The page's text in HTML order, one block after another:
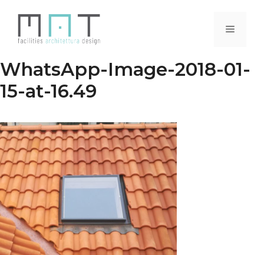
contenuto
Menu
WhatsApp-Image-2018-01-
15-at-16.49